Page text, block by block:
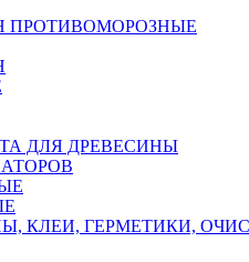
ПРОТИВОМОРОЗНЫЕ
ДЛЯ ДРЕВЕСИНЫ
КЛЕИ, ГЕРМЕТИКИ,